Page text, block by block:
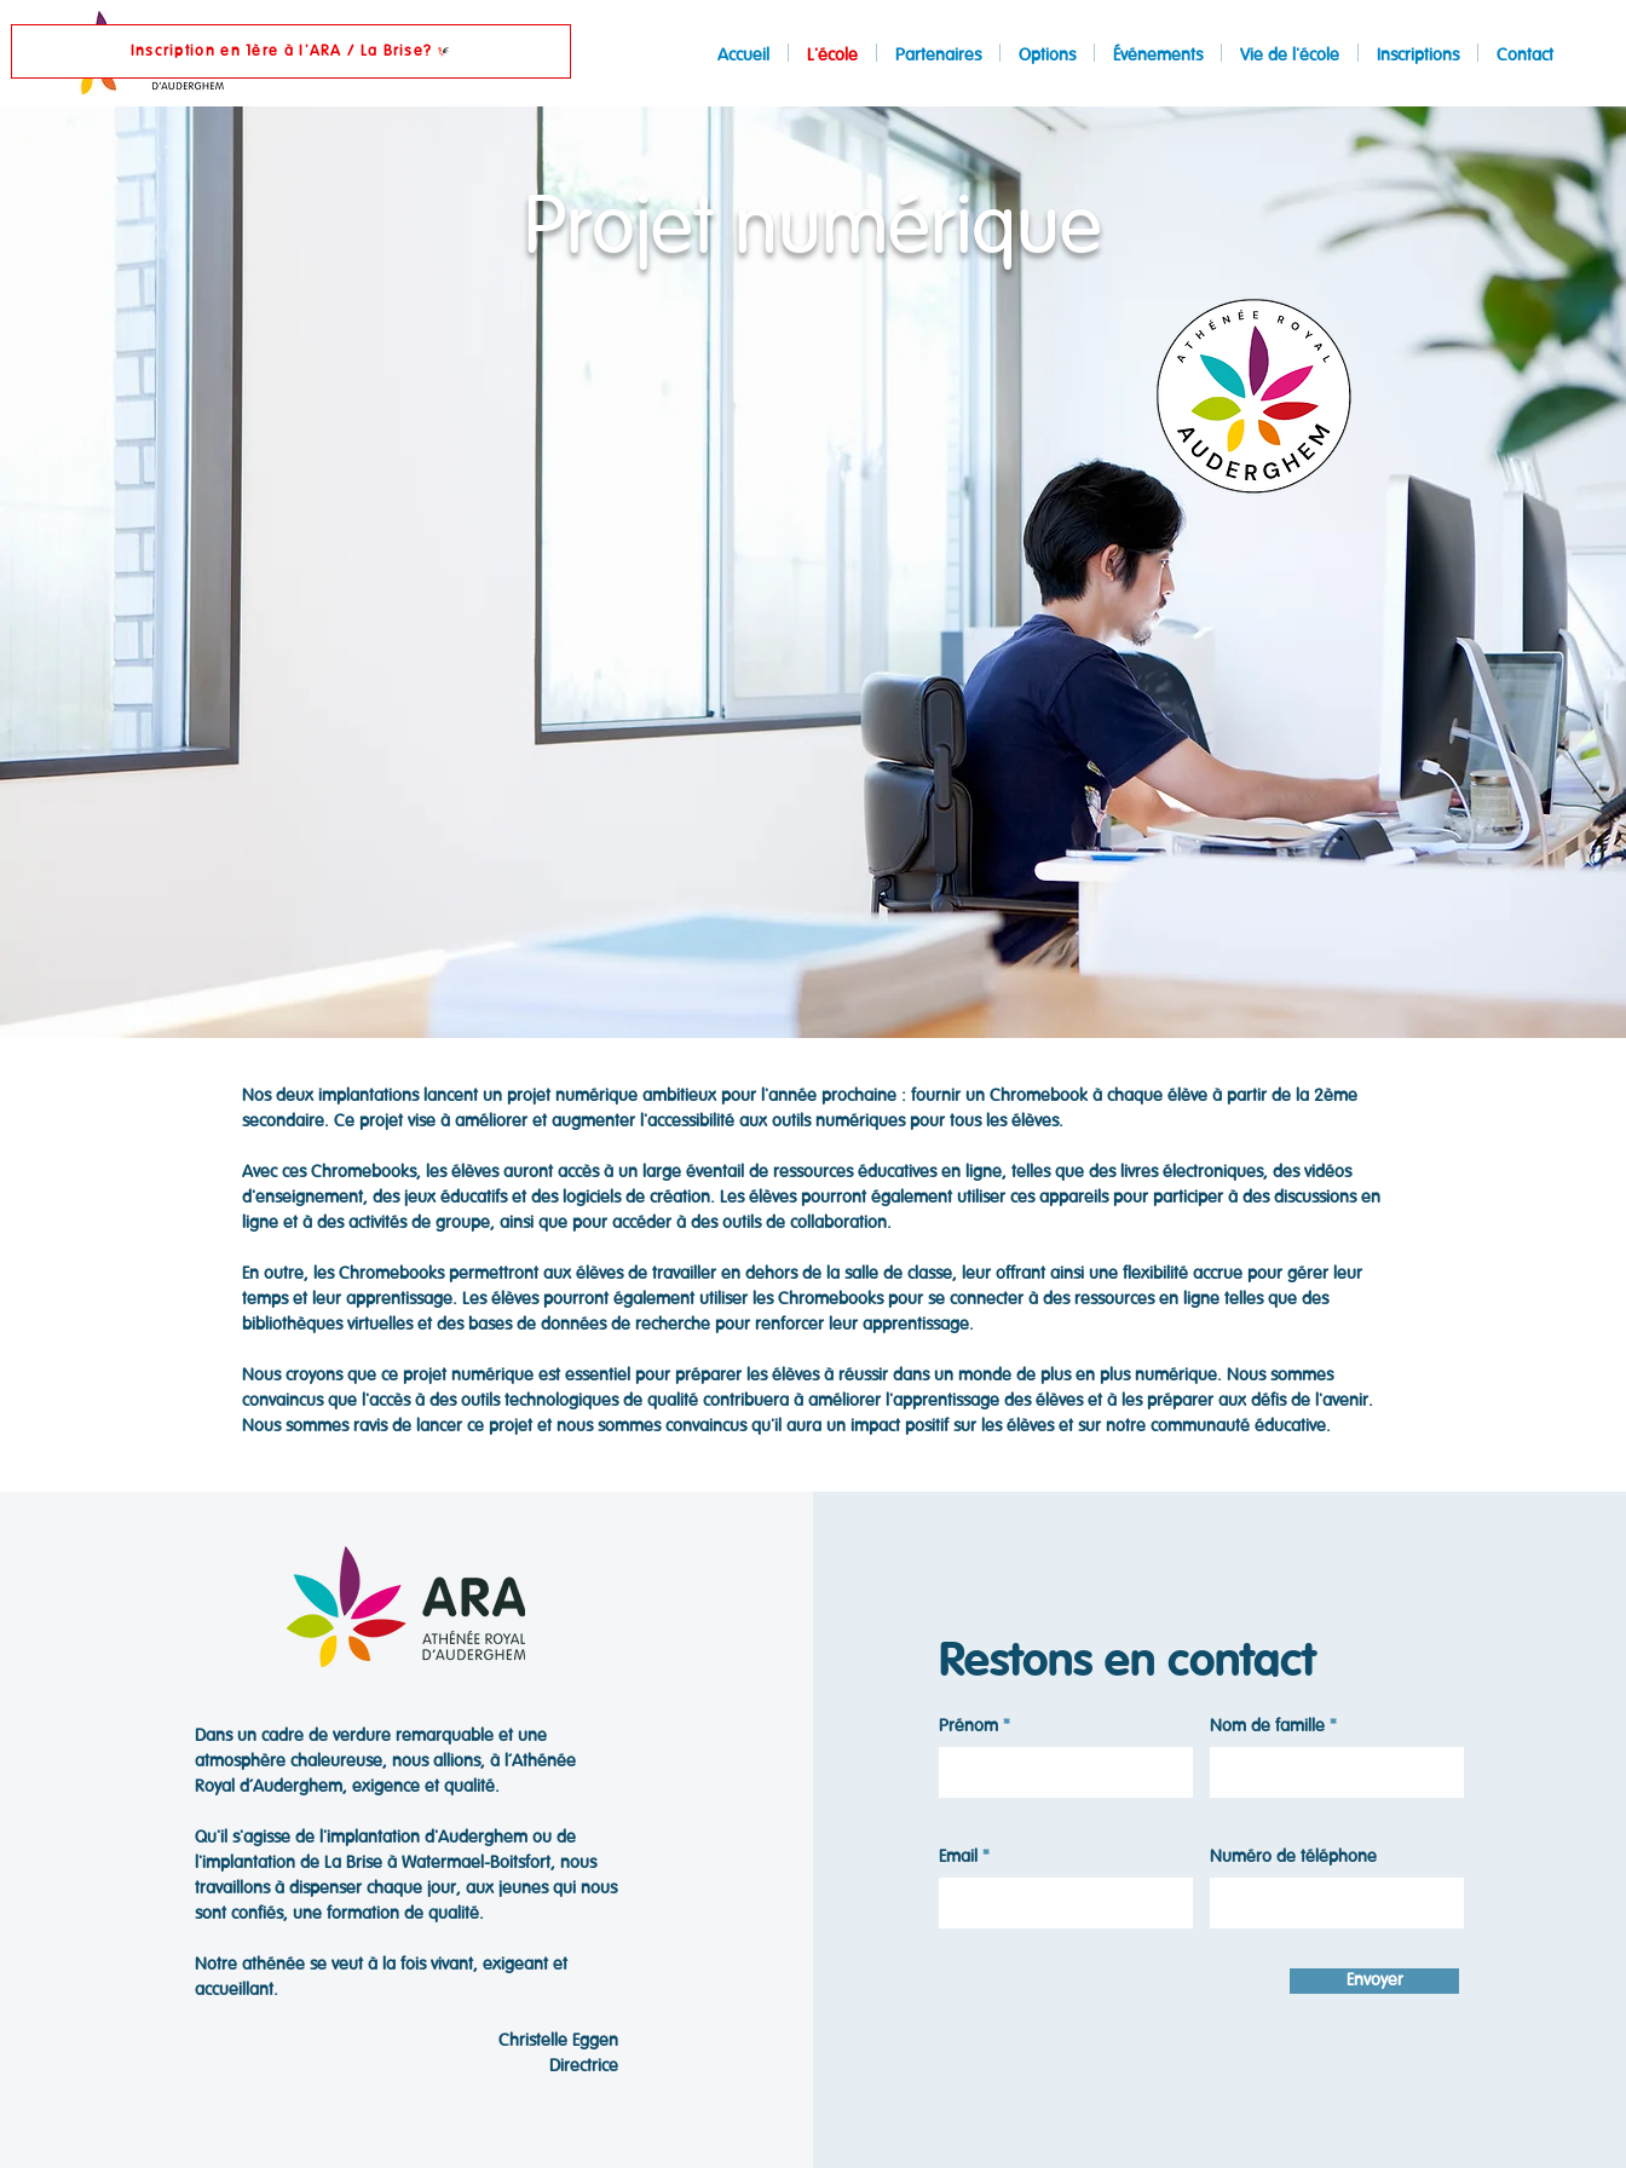
Inscription en 1ère à l'ARA / La Brise? Accueil L'école Partenaires Options Événements Vie de l'école Inscriptions Contact
Projet numérique
Nos deux implantations lancent un projet numérique ambitieux pour l'année prochaine : fournir un Chromebook à chaque élève à partir de la 2ème
secondaire. Ce projet vise à améliorer et augmenter l'accessibilité aux outils numériques pour tous les élèves.
Avec ces Chromebooks, les élèves auront accès à un large éventail de ressources éducatives en ligne, telles que des livres électroniques, des vidéos
d'enseignement, des jeux éducatifs et des logiciels de création. Les élèves pourront également utiliser ces appareils pour participer à des discussions en
ligne et à des activités de groupe, ainsi que pour accéder à des outils de collaboration.
En outre, les Chromebooks permettront aux élèves de travailler en dehors de la salle de classe, leur offrant ainsi une flexibilité accrue pour gérer leur
temps et leur apprentissage. Les élèves pourront également utiliser les Chromebooks pour se connecter à des ressources en ligne telles que des
bibliothèques virtuelles et des bases de données de recherche pour renforcer leur apprentissage.
Nous croyons que ce projet numérique est essentiel pour préparer les élèves à réussir dans un monde de plus en plus numérique. Nous sommes
convaincus que l'accès à des outils technologiques de qualité contribuera à améliorer l'apprentissage des élèves et à les préparer aux défis de l'avenir.
Nous sommes ravis de lancer ce projet et nous sommes convaincus qu'il aura un impact positif sur les élèves et sur notre communauté éducative.
Dans un cadre de verdure remarquable et une
atmosphère chaleureuse, nous allions, à l’Athénée
Royal d’Auderghem, exigence et qualité.
Qu'il s'agisse de l'implantation d'Auderghem ou de
l'implantation de La Brise à Watermael-Boitsfort, nous
travaillons à dispenser chaque jour, aux jeunes qui nous
sont confiés, une formation de qualité.
Notre athénée se veut à la fois vivant, exigeant et
accueillant.
Christelle Eggen
Directrice
Restons en contact
Prénom Nom de famille
Email Numéro de téléphone
Envoyer